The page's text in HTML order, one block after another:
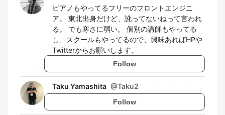
ピアノもやってるフリーのフロントエンジニ
ア。 東北出身だけど、訛ってないねって言われ
る。 でも寒さに弱い。 個別の講師もやってる
し、スクールもやってるので、興味あればHPや
Twitterからお願いします。
Follow
Taku Yamashita @Taku2
Follow